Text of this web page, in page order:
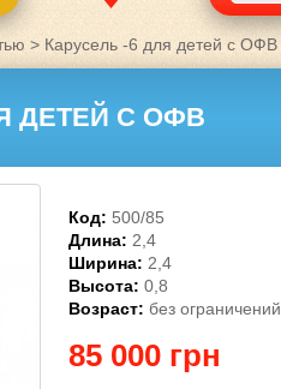
> Карусель -6 для детей с ОФВ
ДЕТЕЙ С ОФВ
Код: 500/85
Длина: 2,4
Ширина: 2,4
Высота: 0,8
Возраст: без ограничений
85 000 грн